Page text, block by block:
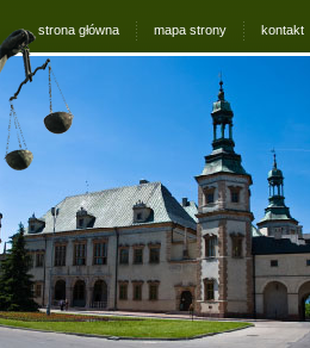
strona główna mapa strony kontakt